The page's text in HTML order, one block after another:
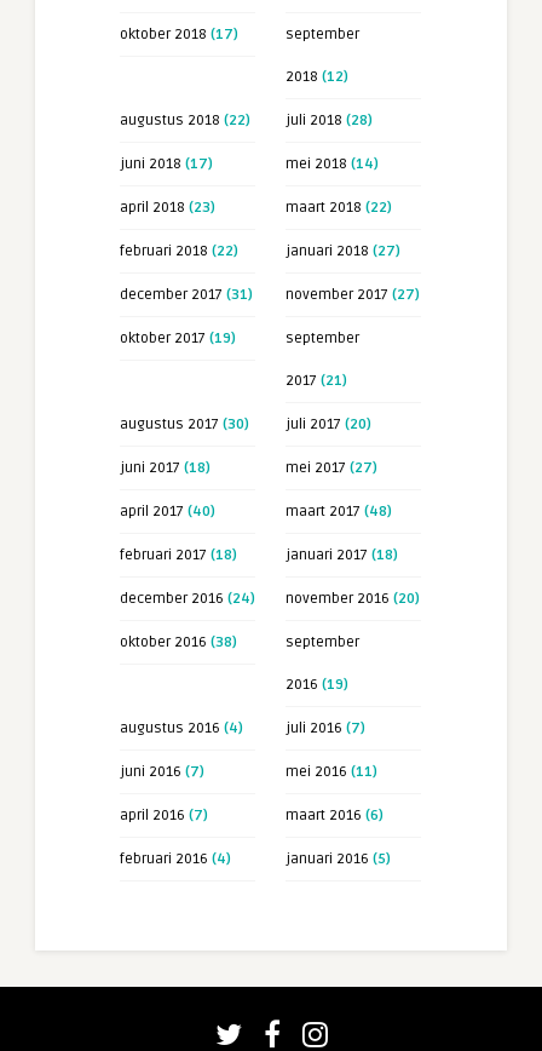
oktober 2018 (17) september
2018 (12)
augustus 2018 (22) juli 2018 (28)
juni 2018 (17) mei 2018 (14)
april 2018 (23) maart 2018 (22)
februari 2018 (22) januari 2018 (27)
december 2017 (31) november 2017 (27)
oktober 2017 (19) september
2017 (21)
augustus 2017 (30) juli 2017 (20)
juni 2017 (18) mei 2017 (27)
april 2017 (40) maart 2017 (48)
februari 2017 (18) januari 2017 (18)
december 2016 (24) november 2016 (20)
oktober 2016 (38) september
2016 (19)
augustus 2016 (4) juli 2016 (7)
juni 2016 (7) mei 2016 (11)
april 2016 (7) maart 2016 (6)
februari 2016 (4) januari 2016 (5)